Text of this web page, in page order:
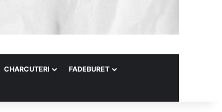
CHARCUTERI FADEBURET